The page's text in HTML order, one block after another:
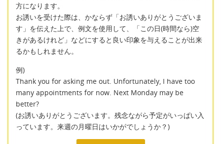
方になります。
お誘いを受けた際は、かならず「お誘いありがとうございま
す」を伝えた上で、例文を使用して、「この日(時間なら)空
きがあるけれど」などにすると良い印象を与えることが出来
るかもしれません。
例)
Thank you for asking me out. Unfortunately, I have too
many appointments for now. Next Monday may be
better?
(お誘いありがとうございます。残念ながら予定がいっぱい入
っています。来週の月曜日はいかがでしょうか？)